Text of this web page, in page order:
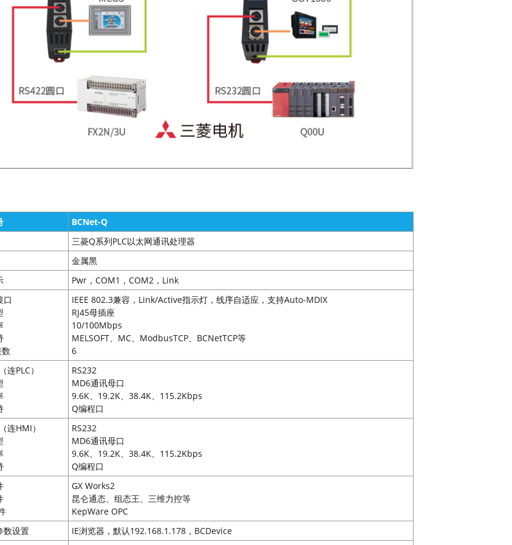
BCNet-Q
三菱Q系列PLC以太网通讯处理器
金属黑
Pwr，COM1，COM2，Link
口
IEEE 802.3兼容，Link/Active指示灯，线序自适应，支持Auto-MDIX
RJ45母插座
10/100Mbps
MELSOFT、MC、ModbusTCP、BCNetTCP等
6
连PLC）
RS232
MD6通讯母口
9.6K、19.2K、38.4K、115.2Kbps
Q编程口
连HMI）
RS232
MD6通讯母口
9.6K、19.2K、38.4K、115.2Kbps
Q编程口
GX Works2
昆仑通态、组态王、三维力控等
KepWare OPC
数设置
IE浏览器，默认192.168.1.178，BCDevice